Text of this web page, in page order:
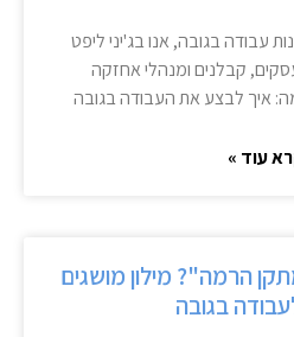
עבודה בגובה, אנו בג'יני ליפט
קבלנים ומנהלי אחזקה
איך לבצע את העבודה בגובה
עוד »
הרמה"? מילון מושגים
בגובה